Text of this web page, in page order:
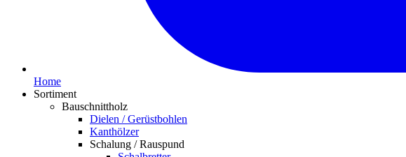
Home
Sortiment
Bauschnittholz
Dielen / Gerüstbohlen
Kanthölzer
Schalung / Rauspund